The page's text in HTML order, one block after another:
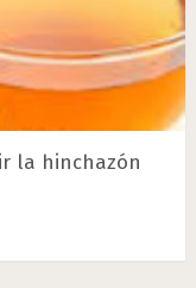
la hinchazón